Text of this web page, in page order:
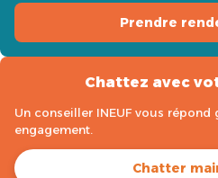
Prendre
Chattez avec
Un conseiller INEUF vous répond
engagement.
Chatter